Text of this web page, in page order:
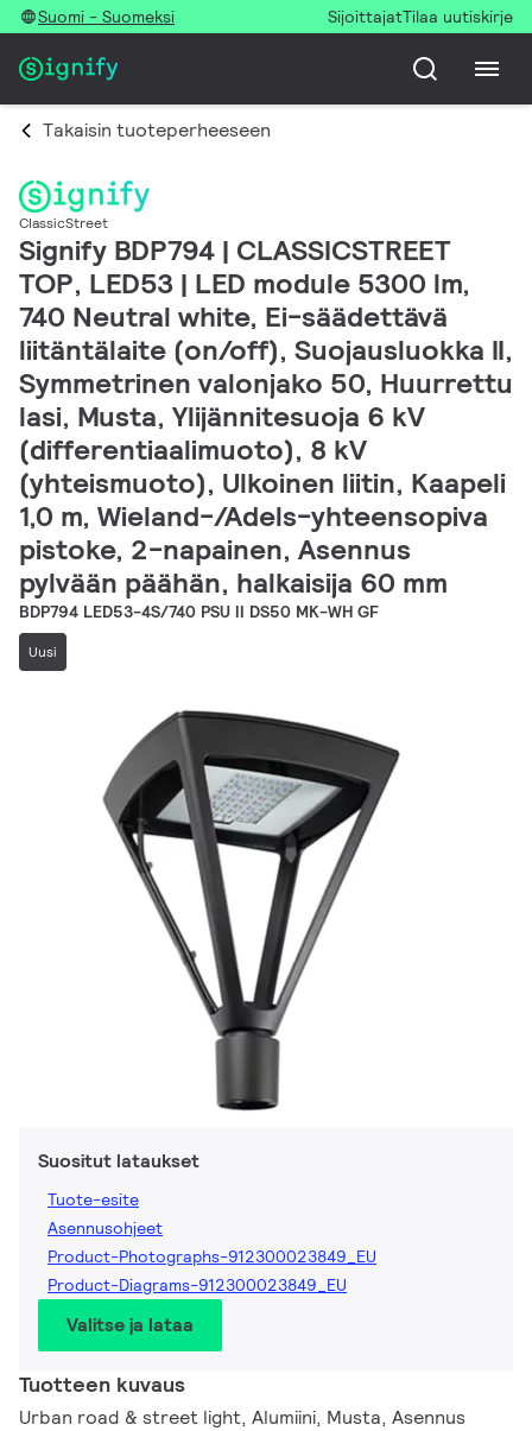
Suomi - Suomeksi SijoittajatTilaa uutiskirje
Takaisin tuoteperheeseen
ClassicStreet
Signify BDP794 | CLASSICSTREET
TOP, LED53 | LED module 5300 lm,
740 Neutral white, Ei-säädettävä
liitäntälaite (on/off), Suojausluokka II,
Symmetrinen valonjako 50, Huurrettu
lasi, Musta, Ylijännitesuoja 6 kV
(differentiaalimuoto), 8 kV
(yhteismuoto), Ulkoinen liitin, Kaapeli
1,0 m, Wieland-/Adels-yhteensopiva
pistoke, 2-napainen, Asennus
pylvään päähän, halkaisija 60 mm
BDP794 LED53-4S/740 PSU II DS50 MK-WH GF
Uusi
Suositut lataukset
Tuote-esite
Asennusohjeet
Product-Photographs-912300023849_EU
Product-Diagrams-912300023849_EU
Valitse ja lataa
Tuotteen kuvaus
Urban road & street light, Alumiini, Musta, Asennus